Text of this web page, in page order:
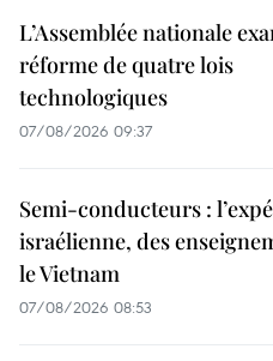
L’Assemblée nationale
réforme de quatre lois
technologiques
07/08/2026 09:37
Semi-conducteurs :
israélienne, des
le Vietnam
07/08/2026 08:53